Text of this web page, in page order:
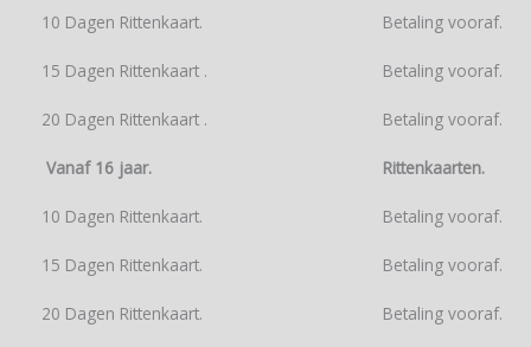
10 Dagen Rittenkaart. Betaling vooraf.
15 Dagen Rittenkaart . Betaling vooraf.
20 Dagen Rittenkaart . Betaling vooraf.
Vanaf 16 jaar. Rittenkaarten.
10 Dagen Rittenkaart. Betaling vooraf.
15 Dagen Rittenkaart. Betaling vooraf.
20 Dagen Rittenkaart. Betaling vooraf.